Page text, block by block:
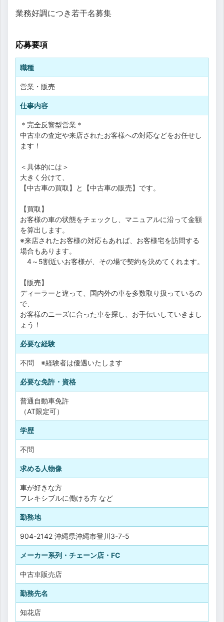
業務好調につき若干名募集
応募要項
職種
営業・販売
仕事内容
＊完全反響型営業＊
中古車の査定や来店されたお客様への対応などをお任せし
ます！
＜具体的には＞
大きく分けて、
【中古車の買取】と【中古車の販売】です。
【買取】
お客様の車の状態をチェックし、マニュアルに沿って金額
を算出します。
※来店されたお客様の対応もあれば、お客様宅を訪問する
場合もあります。
4～5割近いお客様が、その場で契約を決めてくれます。
【販売】
ディーラーと違って、国内外の車を多数取り扱っているの
で、
お客様のニーズに合った車を探し、お手伝いしていきまし
ょう！
必要な経験
不問 ※経験者は優遇いたします
必要な免許・資格
普通自動車免許
（AT限定可）
学歴
不問
求める人物像
車が好きな方
フレキシブルに働ける方 など
勤務地
904-2142 沖縄県沖縄市登川3-7-5
メーカー系列・チェーン店・FC
中古車販売店
勤務先名
知花店